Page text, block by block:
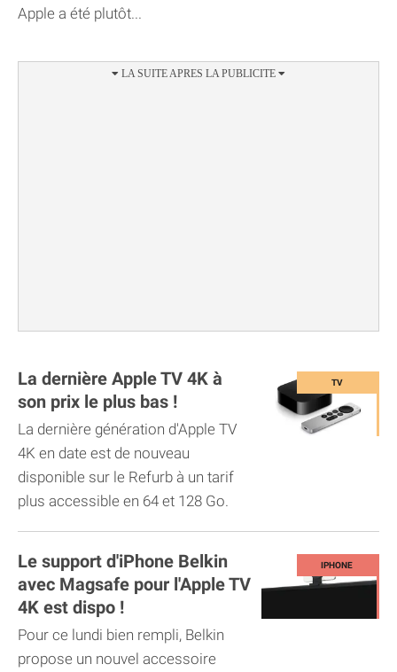
Apple a été plutôt...
La dernière Apple TV 4K à
son prix le plus bas !
La dernière génération d'Apple TV
4K en date est de nouveau
disponible sur le Refurb à un tarif
plus accessible en 64 et 128 Go.
Le support d'iPhone Belkin
avec Magsafe pour l'Apple TV
4K est dispo !
Pour ce lundi bien rempli, Belkin
propose un nouvel accessoire